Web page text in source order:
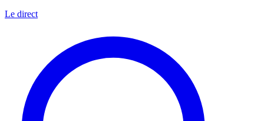
Le direct